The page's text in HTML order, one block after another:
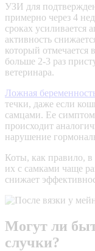
УЗИ для
примерно через 4
сроках усиливается
активность
который
больше 2-3 раз
ветеринара.
Ложная
течки, даже если
самцами. Ее
происходит
нарушение
Коты, как правило,
их с самками чаще
снижает
Могут ли
случки?